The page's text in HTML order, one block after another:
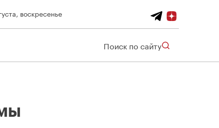
воскресенье
Поиск по сайту